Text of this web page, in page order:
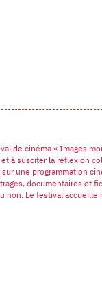
de cinéma « Images
et à susciter la réflexion
sur une programmation
documentaires et
non. Le festival